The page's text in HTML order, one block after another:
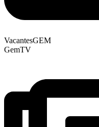
VacantesGEM
GemTV